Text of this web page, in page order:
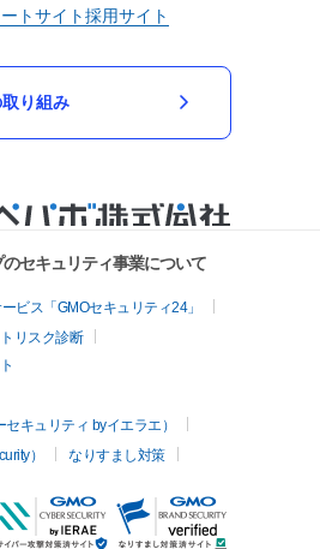
トサイト採用サイト
り組み
セキュリティ事業について
ビス「GMOセキュリティ24」
リスク診断
キュリティ byイエラエ）
）
なりすまし対策